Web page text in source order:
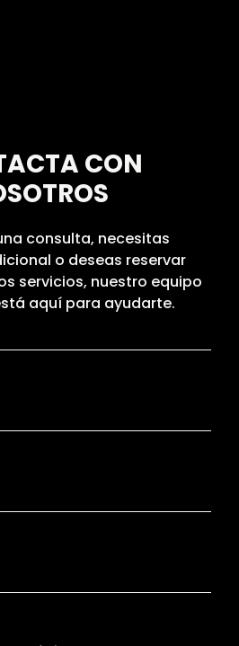
CON
consulta, necesitas
o deseas reservar
servicios, nuestro equipo
aquí para ayudarte.